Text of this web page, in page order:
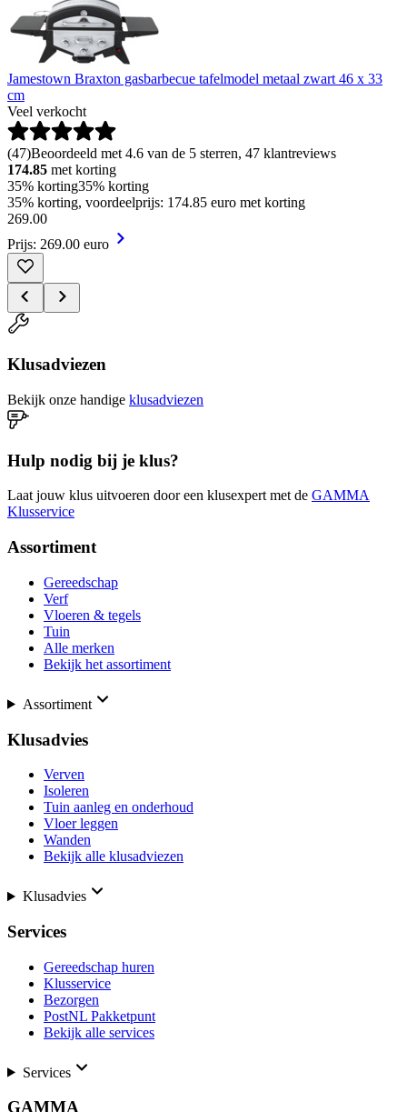
Jamestown Braxton gasbarbecue tafelmodel metaal zwart 46 x 33
cm
Veel verkocht
(47)Beoordeeld met 4.6 van de 5 sterren, 47 klantreviews
174.85 met korting
35% korting35% korting
35% korting, voordeelprijs: 174.85 euro met korting
269.00
Prijs: 269.00 euro
Klusadviezen
Bekijk onze handige klusadviezen
Hulp nodig bij je klus?
Laat jouw klus uitvoeren door een klusexpert met de GAMMA
Klusservice
Assortiment
Gereedschap
Verf
Vloeren & tegels
Tuin
Alle merken
Bekijk het assortiment
Assortiment
Klusadvies
Verven
Isoleren
Tuin aanleg en onderhoud
Vloer leggen
Wanden
Bekijk alle klusadviezen
Klusadvies
Services
Gereedschap huren
Klusservice
Bezorgen
PostNL Pakketpunt
Bekijk alle services
Services
GAMMA